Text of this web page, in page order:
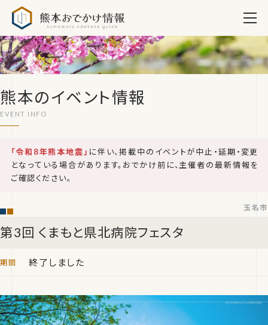
熊本のイベント情報
「令和8年熊本地震」 に伴い、掲載中のイベントが中止・延期・変更
となっている場合があります。おでかけ前に、主催者の最新情報を
ご確認ください。
第3回 くまもと県北病院フェスタ
玉名市
終了しました